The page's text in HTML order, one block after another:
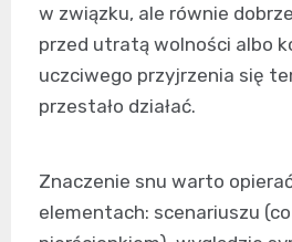
w związku, ale równie
przed utratą wolności albo
uczciwego przyjrzenia się
przestało działać.
Znaczenie snu warto
elementach: scenariuszu